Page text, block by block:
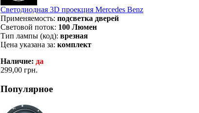
Светодиодная 3D проекция Mercedes Benz
Применяемость: подсветка дверей
Световой поток: 100 Люмен
Тип лампы (код): врезная
Цена указана за: комплект
Наличие: да
299,00 грн.
Популярное